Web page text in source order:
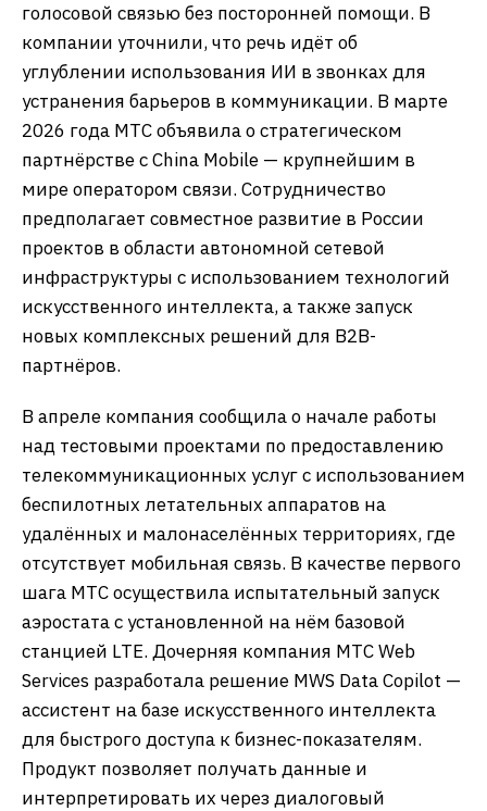
голосовой связью без посторонней помощи. В
компании уточнили, что речь идёт об
углублении использования ИИ в звонках для
устранения барьеров в коммуникации. В марте
2026 года МТС объявила о стратегическом
партнёрстве с China Mobile — крупнейшим в
мире оператором связи. Сотрудничество
предполагает совместное развитие в России
проектов в области автономной сетевой
инфраструктуры с использованием технологий
искусственного интеллекта, а также запуск
новых комплексных решений для B2B-
партнёров.
В апреле компания сообщила о начале работы
над тестовыми проектами по предоставлению
телекоммуникационных услуг с использованием
беспилотных летательных аппаратов на
удалённых и малонаселённых территориях, где
отсутствует мобильная связь. В качестве первого
шага МТС осуществила испытательный запуск
аэростата с установленной на нём базовой
станцией LTE. Дочерняя компания МТС Web
Services разработала решение MWS Data Copilot —
ассистент на базе искусственного интеллекта
для быстрого доступа к бизнес-показателям.
Продукт позволяет получать данные и
интерпретировать их через диалоговый